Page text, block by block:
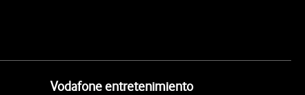
Vodafone entretenimiento